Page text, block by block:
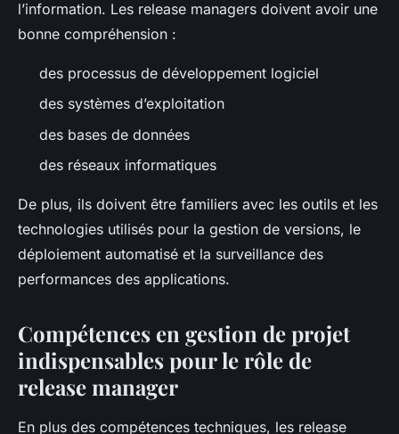
l’information. Les release managers doivent avoir une
bonne compréhension :
des processus de développement logiciel
des systèmes d’exploitation
des bases de données
des réseaux informatiques
De plus, ils doivent être familiers avec les outils et les
technologies utilisés pour la gestion de versions, le
déploiement automatisé et la surveillance des
performances des applications.
Compétences en gestion de projet
indispensables pour le rôle de
release manager
En plus des compétences techniques, les release